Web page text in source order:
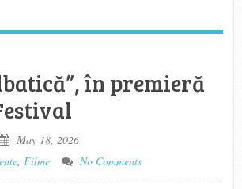
în premieră
May 18, 2026
, Filme No Comments